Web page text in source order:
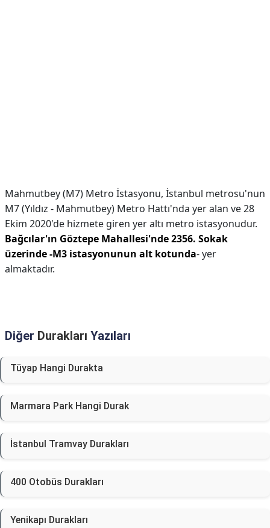
Mahmutbey (M7) Metro İstasyonu, İstanbul metrosu'nun
M7 (Yıldız - Mahmutbey) Metro Hattı'nda yer alan ve 28
Ekim 2020'de hizmete giren yer altı metro istasyonudur.
Bağcılar'ın Göztepe Mahallesi'nde 2356. Sokak
üzerinde -M3 istasyonunun alt kotunda- yer
almaktadır.
Diğer Durakları Yazıları
Tüyap Hangi Durakta
Marmara Park Hangi Durak
İstanbul Tramvay Durakları
400 Otobüs Durakları
Yenikapı Durakları